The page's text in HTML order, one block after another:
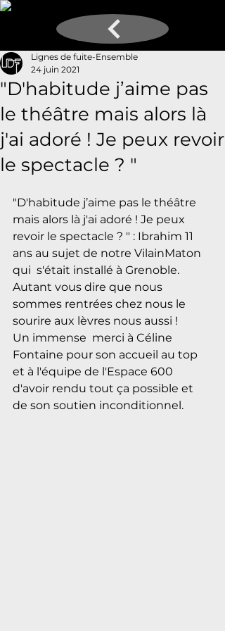
"D'habitude j’aime pas
le théâtre mais alors là
j'ai adoré ! Je peux revoir
le spectacle ? "
Lignes de fuite-Ensemble
24 juin 2021
"D'habitude j’aime pas le théâtre
mais alors là j'ai adoré ! Je peux
revoir le spectacle ? " : Ibrahim 11
ans au sujet de notre VilainMaton
qui  s'était installé à Grenoble.
Autant vous dire que nous
sommes rentrées chez nous le
sourire aux lèvres nous aussi !
Un immense  merci à Céline
Fontaine pour son accueil au top
et à l'équipe de l'Espace 600
d'avoir rendu tout ça possible et
de son soutien inconditionnel.